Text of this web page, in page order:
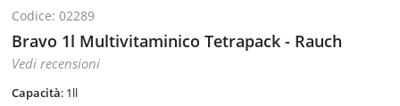
Codice: 02289
Bravo 1l Multivitaminico Tetrapack - Rauch
Vedi recensioni
Capacità: 1ll